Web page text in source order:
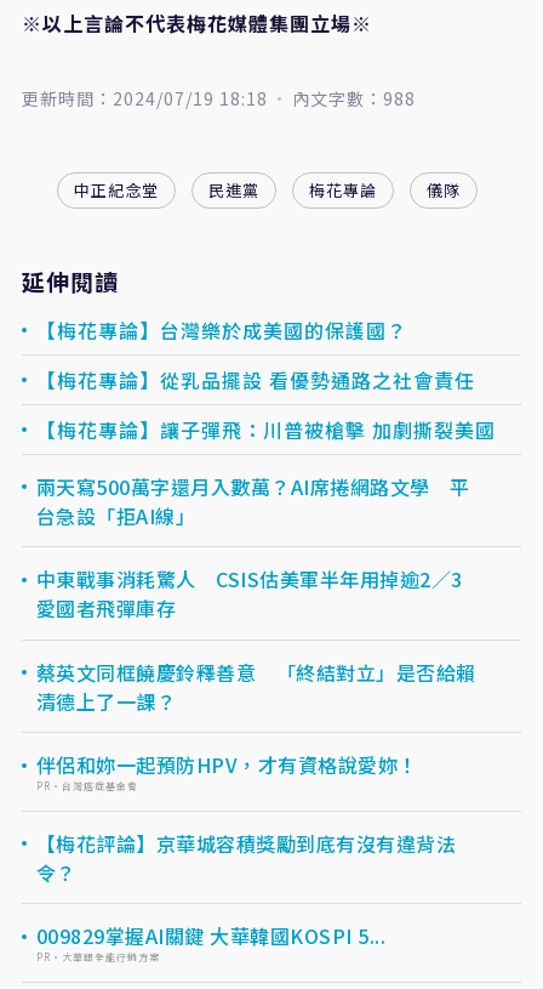
※以上言論不代表梅花媒體集團立場※
更新時間：2024/07/19 18:18 內文字數：988
中正紀念堂 民進黨 梅花專論 儀隊
延伸閱讀
【梅花專論】台灣樂於成美國的保護國？
【梅花專論】從乳品擺設 看優勢通路之社會責任
【梅花專論】讓子彈飛：川普被槍擊 加劇撕裂美國
兩天寫500萬字還月入數萬？AI席捲網路文學 平
台急設「拒AI線」
中東戰事消耗驚人 CSIS估美軍半年用掉逾2／3
愛國者飛彈庫存
蔡英文同框饒慶鈴釋善意 「終結對立」是否給賴
清德上了一課？
伴侶和妳一起預防HPV，才有資格說愛妳！
PR・台灣癌症基金會
【梅花評論】京華城容積獎勵到底有沒有違背法
令？
009829掌握AI關鍵 大華韓國KOSPI 5...
PR・大華銀全能行銷方案